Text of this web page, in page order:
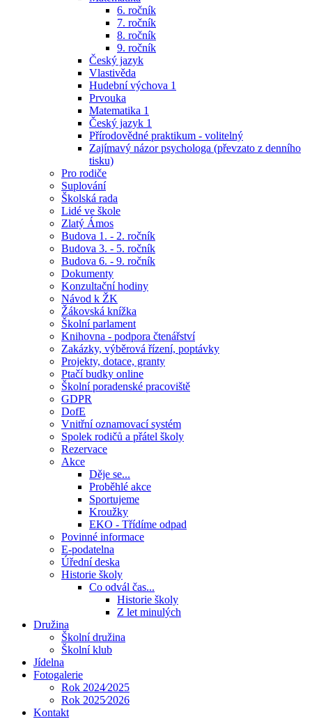
6. ročník
7. ročník
8. ročník
9. ročník
Český jazyk
Vlastivěda
Hudební výchova 1
Prvouka
Matematika 1
Český jazyk 1
Přírodovědné praktikum - volitelný
Zajímavý názor psychologa (převzato z denního
tisku)
Pro rodiče
Suplování
Školská rada
Lidé ve škole
Zlatý Ámos
Budova 1. - 2. ročník
Budova 3. - 5. ročník
Budova 6. - 9. ročník
Dokumenty
Konzultační hodiny
Návod k ŽK
Žákovská knížka
Školní parlament
Knihovna - podpora čtenářství
Zakázky, výběrová řízení, poptávky
Projekty, dotace, granty
Ptačí budky online
Školní poradenské pracoviště
GDPR
DofE
Vnitřní oznamovací systém
Spolek rodičů a přátel školy
Rezervace
Akce
Děje se...
Proběhlé akce
Sportujeme
Kroužky
EKO - Třídíme odpad
Povinné informace
E-podatelna
Úřední deska
Historie školy
Co odvál čas...
Historie školy
Z let minulých
Družina
Školní družina
Školní klub
Jídelna
Fotogalerie
Rok 2024⁄2025
Rok 2025⁄2026
Kontakt